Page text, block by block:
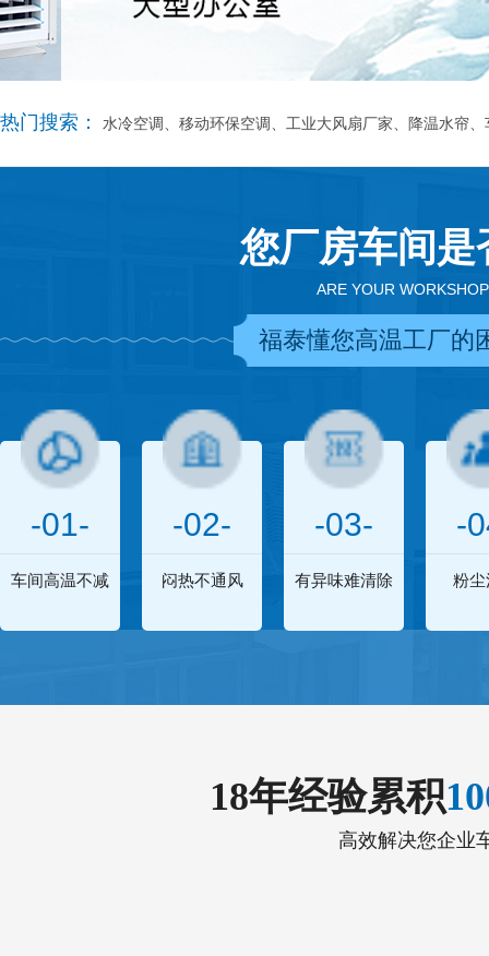
热门搜索： 水冷空调、移动环保空调、工业大风扇厂家、降温水帘
您厂房车间
ARE YOUR
福泰懂您高温工厂的
-01-
车间高温不减
-02-
闷热不通风
-03-
有异味难清除
-
粉尘
18年经验累积
高效解决您企业